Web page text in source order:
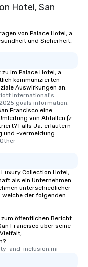
convenient and
walking distance of
heading to the next
itinerary. You Get a Dinner and a Show
Our tours offer an
entertainment. All
knowledgeable,
who leads the group
along the way
ensuring there is
Different Types of
several renowned
convenient outing,
discovered otherwise
Hotel, San
von Palace Hotel, a
und Sicherheit,
im Palace Hotel, a
kommunizierten
Auswirkungen an.
International's
goals information.
Francisco eine
von Abfällen (z.
Falls Ja, erläutern
und -vermeidung.
Collection Hotel,
als ein Unternehmen
unterschiedlicher
welche der folgenden
öffentlichen Bericht
Francisco über seine
and-inclusion.mi